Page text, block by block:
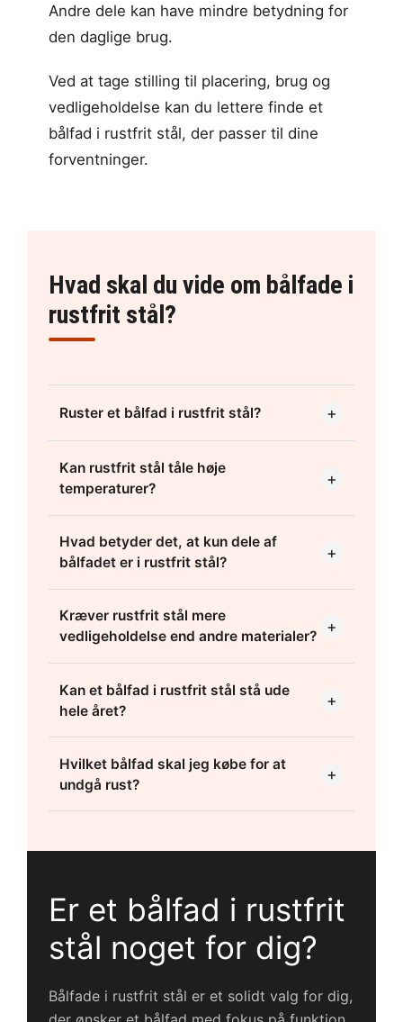
Andre dele kan have mindre betydning for
den daglige brug.
Ved at tage stilling til placering, brug og
vedligeholdelse kan du lettere finde et
bålfad i rustfrit stål, der passer til dine
forventninger.
Hvad skal du vide om bålfade i
rustfrit stål?
Ruster et bålfad i rustfrit stål? +
Kan rustfrit stål tåle høje
temperaturer?
+
Hvad betyder det, at kun dele af
bålfadet er i rustfrit stål?
+
Kræver rustfrit stål mere
vedligeholdelse end andre materialer?
+
Kan et bålfad i rustfrit stål stå ude
hele året?
+
Hvilket bålfad skal jeg købe for at
undgå rust?
+
Er et bålfad i rustfrit
stål noget for dig?
Bålfade i rustfrit stål er et solidt valg for dig,